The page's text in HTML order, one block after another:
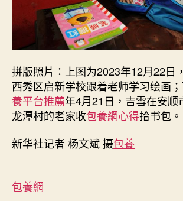
拼版照片：上图为2023年12月22日
西秀区启新学校跟着老师学习绘画
養平台推薦年4月21日，吉雪在安顺
龙潭村的老家收包養網心得拾书包。
新华社记者 杨文斌 摄包養
包養網